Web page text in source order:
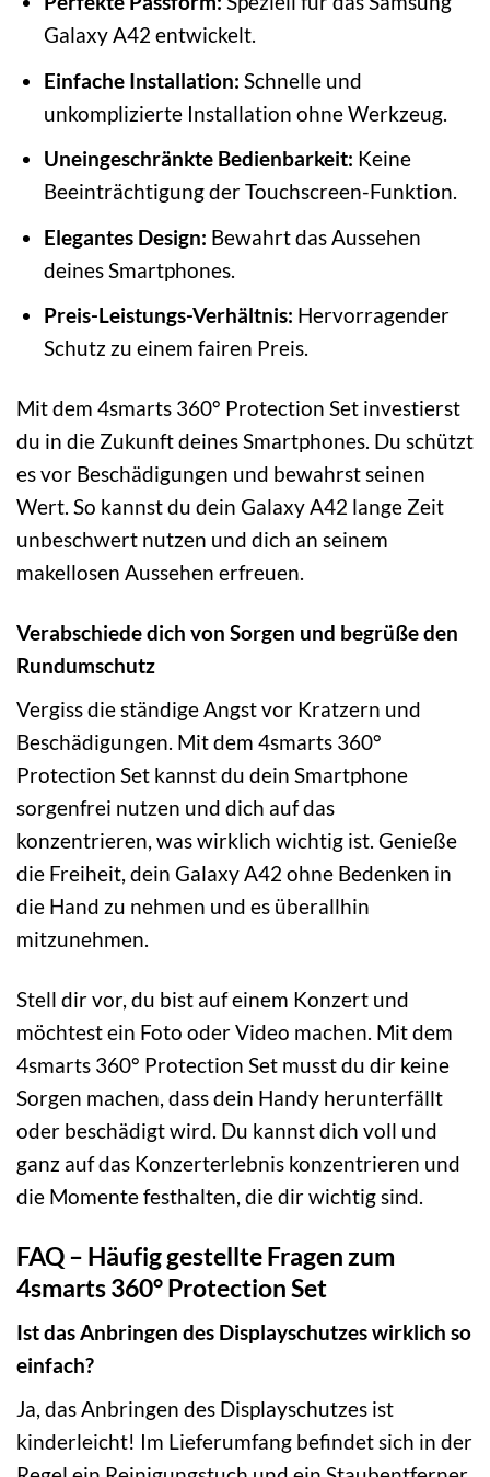
Galaxy A42 entwickelt.
Einfache Installation: Schnelle und
unkomplizierte Installation ohne Werkzeug.
Uneingeschränkte Bedienbarkeit: Keine
Beeinträchtigung der Touchscreen-Funktion.
Elegantes Design: Bewahrt das Aussehen
deines Smartphones.
Preis-Leistungs-Verhältnis: Hervorragender
Schutz zu einem fairen Preis.
Mit dem 4smarts 360° Protection Set investierst
du in die Zukunft deines Smartphones. Du schützt
es vor Beschädigungen und bewahrst seinen
Wert. So kannst du dein Galaxy A42 lange Zeit
unbeschwert nutzen und dich an seinem
makellosen Aussehen erfreuen.
Verabschiede dich von Sorgen und begrüße den
Rundumschutz
Vergiss die ständige Angst vor Kratzern und
Beschädigungen. Mit dem 4smarts 360°
Protection Set kannst du dein Smartphone
sorgenfrei nutzen und dich auf das
konzentrieren, was wirklich wichtig ist. Genieße
die Freiheit, dein Galaxy A42 ohne Bedenken in
die Hand zu nehmen und es überallhin
mitzunehmen.
Stell dir vor, du bist auf einem Konzert und
möchtest ein Foto oder Video machen. Mit dem
4smarts 360° Protection Set musst du dir keine
Sorgen machen, dass dein Handy herunterfällt
oder beschädigt wird. Du kannst dich voll und
ganz auf das Konzerterlebnis konzentrieren und
die Momente festhalten, die dir wichtig sind.
FAQ – Häufig gestellte Fragen zum
4smarts 360° Protection Set
Ist das Anbringen des Displayschutzes wirklich so
einfach?
Ja, das Anbringen des Displayschutzes ist
kinderleicht! Im Lieferumfang befindet sich in der